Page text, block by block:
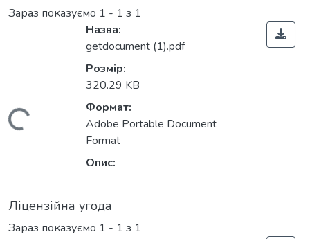
Зараз показуємо 1 - 1 з 1
Вантажиться...
Назва:
getdocument (1).pdf
Розмір:
320.29 KB
Формат:
Adobe Portable Document
Format
Опис:
Ліцензійна угода
Зараз показуємо 1 - 1 з 1